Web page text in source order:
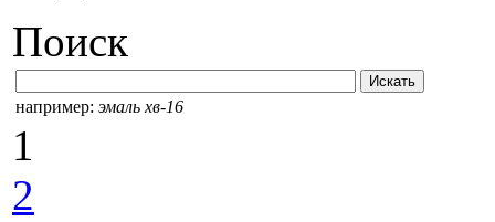
Поиск
например: эмаль хв-16
1
2